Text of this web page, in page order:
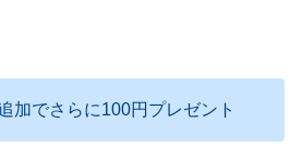
加でさらに100円プレゼント